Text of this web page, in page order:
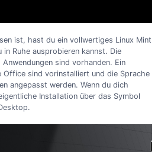
ist, hast du ein vollwertiges Linux Mint
Ruhe ausprobieren kannst. Die
sind vorhanden. Ein
Office sind vorinstalliert und die Sprache
angepasst werden. Wenn du dich
Installation über das Symbol